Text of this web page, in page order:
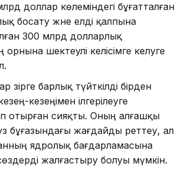
доллар көлеміндегі бұғатталған
босату және елді қалпына
300 млрд долларлық
шектеулі келісімге келуге
әзірге барлық түйткілді бірден
кезеңімен ілгерілеуге
отырған сияқты. Оның алғашқы
бұғазындағы жағдайды реттеу, ал
ядролық бағдарламасына
жалғастыру болуы мүмкін.